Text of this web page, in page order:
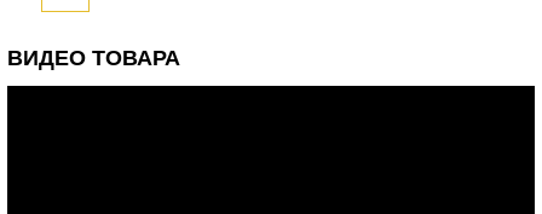
ВИДЕО ТОВАРА